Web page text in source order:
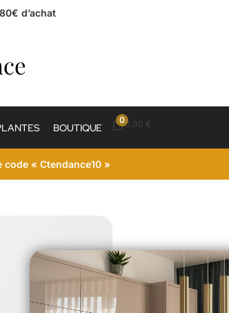
80€ d’achat
BOUTIQUE
00,00 €
code « Ctendance10 »